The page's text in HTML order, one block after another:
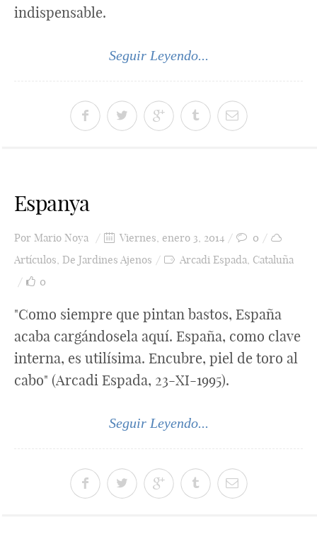
indispensable.
Seguir Leyendo...
Espanya
Por Mario Noya Viernes, enero 3, 2014
0
Artículos, De Jardines Ajenos Arcadi Espada, Cataluña
0
"Como siempre que pintan bastos, España
acaba cargándosela aquí. España, como clave
interna, es utilísima. Encubre, piel de toro al
cabo" (Arcadi Espada, 23-XI-1995).
Seguir Leyendo...